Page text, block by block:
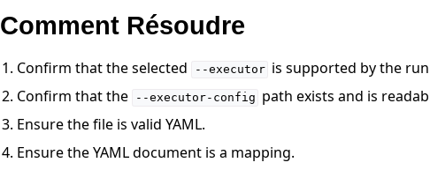
Comment Résoudre
Confirm that the selected --executor is supported by the
Confirm that the
--executor-config path exists and is
Ensure the file is valid YAML.
Ensure the YAML document is a mapping.